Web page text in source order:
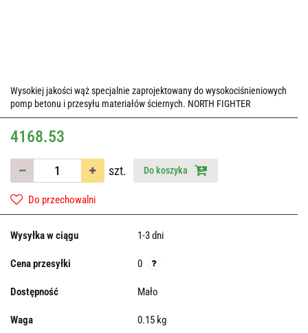
Wysokiej jakości wąż specjalnie zaprojektowany do wysokociśnieniowych
pomp betonu i przesyłu materiałów ściernych. NORTH FIGHTER
4168.53
szt. Do koszyka
Do przechowalni
Wysyłka w ciągu 1-3 dni
Cena przesyłki 0
Dostępność Mało
Waga 0.15 kg